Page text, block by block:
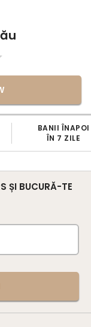
BANII ÎNAPOI
ÎN 7 ZILE
ȘI BUCURĂ-TE